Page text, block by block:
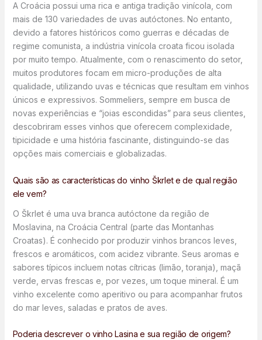
A Croácia possui uma rica e antiga tradição vinícola, com
mais de 130 variedades de uvas autóctones. No entanto,
devido a fatores históricos como guerras e décadas de
regime comunista, a indústria vinícola croata ficou isolada
por muito tempo. Atualmente, com o renascimento do setor,
muitos produtores focam em micro-produções de alta
qualidade, utilizando uvas e técnicas que resultam em vinhos
únicos e expressivos. Sommeliers, sempre em busca de
novas experiências e “joias escondidas” para seus clientes,
descobriram esses vinhos que oferecem complexidade,
tipicidade e uma história fascinante, distinguindo-se das
opções mais comerciais e globalizadas.
Quais são as características do vinho Škrlet e de qual região
ele vem?
O Škrlet é uma uva branca autóctone da região de
Moslavina, na Croácia Central (parte das Montanhas
Croatas). É conhecido por produzir vinhos brancos leves,
frescos e aromáticos, com acidez vibrante. Seus aromas e
sabores típicos incluem notas cítricas (limão, toranja), maçã
verde, ervas frescas e, por vezes, um toque mineral. É um
vinho excelente como aperitivo ou para acompanhar frutos
do mar leves, saladas e pratos de aves.
Poderia descrever o vinho Lasina e sua região de origem?